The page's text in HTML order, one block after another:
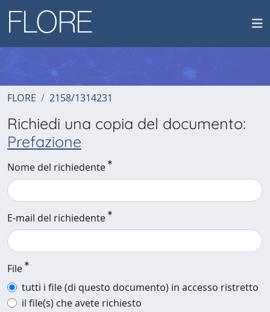
FLORE 2158/1314231
Richiedi una copia del documento:
Prefazione
Nome del richiedente
E-mail del richiedente
File
tutti i file (di questo documento) in accesso ristretto
il file(s) che avete richiesto